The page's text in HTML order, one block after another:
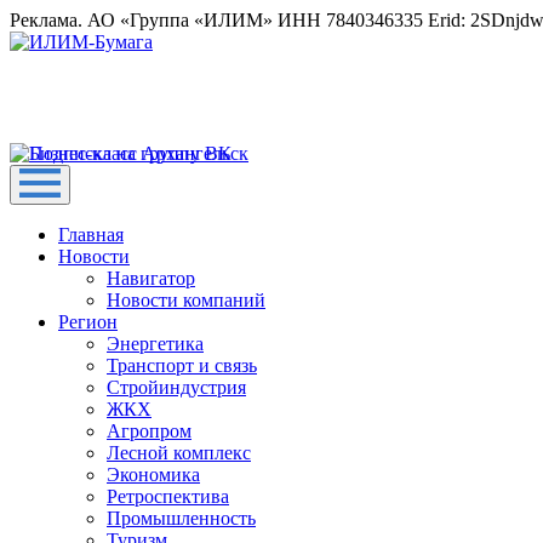
Реклама. АО «Группа «ИЛИМ» ИНН 7840346335 Erid:
Главная
Новости
Навигатор
Новости компаний
Регион
Энергетика
Транспорт и связь
Стройиндустрия
ЖКХ
Агропром
Лесной комплекс
Экономика
Ретроспектива
Промышленность